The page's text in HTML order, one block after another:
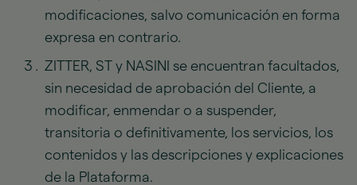
modificaciones, salvo comunicación en forma
expresa en contrario.
ZITTER, ST y NASINI se encuentran facultados,
sin necesidad de aprobación del Cliente, a
modificar, enmendar o a suspender,
transitoria o definitivamente, los servicios, los
contenidos y las descripciones y explicaciones
de la Plataforma.